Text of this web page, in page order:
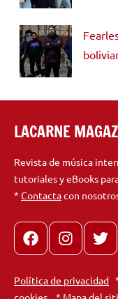
LACARNE
Revista de música
tutoriales y eBooks
* Contactacon
FacebookInstagram
X
Política de privacidad